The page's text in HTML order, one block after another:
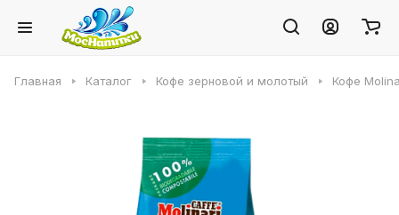
Главная Каталог Кофе зерновой и молотый Кофе